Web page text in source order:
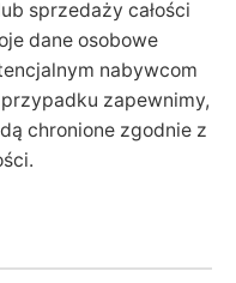
sprzedaży całości
dane osobowe
nabywcom
zapewnimy,
chronione zgodnie z